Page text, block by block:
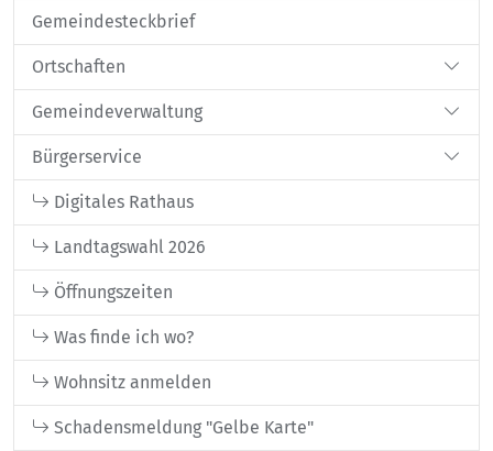
Gemeindesteckbrief
Ortschaften
Gemeindeverwaltung
Bürgerservice
Digitales Rathaus
Landtagswahl 2026
Öffnungszeiten
Was finde ich wo?
Wohnsitz anmelden
Schadensmeldung "Gelbe Karte"